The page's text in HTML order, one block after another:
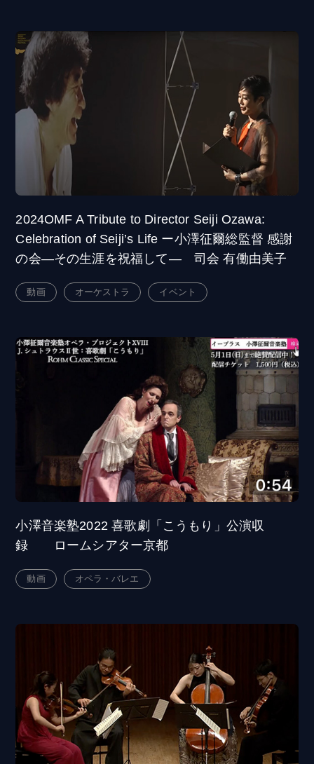
2024OMF A Tribute to Director Seiji Ozawa:
Celebration of Seiji’s Life ー小澤征爾総監督 感謝
の会―その生涯を祝福して― 司会 有働由美子
動画 オーケストラ イベント
小澤音楽塾2022 喜歌劇「こうもり」公演収
録 ロームシアター京都
動画 オペラ・バレエ